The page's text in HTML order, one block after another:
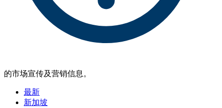
的市场宣传及营销信息。
最新
新加坡